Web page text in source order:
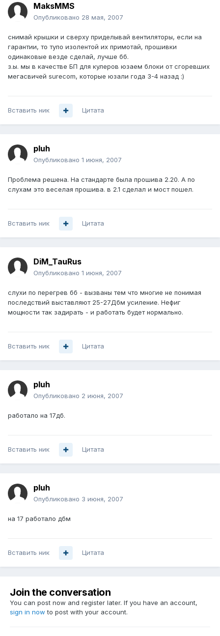
MaksMMS
Опубликовано 28 мая, 2007
снимай крышки и сверху приделывай вентиляторы, если на
гарантии, то тупо изолентой их примотай, прошивки
одинаковые везде сделай, лучше бб.
з.ы. мы в качестве БП для кулеров юзаем блоки от сгоревших
мегасвичей surecom, которые юзали года 3-4 назад :)
Вставить ник Цитата
pluh
Опубликовано 1 июня, 2007
Проблема решена. На стандарте была прошива 2.20. А по
слухам это веселая прошива. в 2.1 сделал и мост пошел.
Вставить ник Цитата
DiM_TauRus
Опубликовано 1 июня, 2007
слухи по перегрев бб - вызваны тем что многие не понимая
последствий выставляют 25-27Дбм усиление. Нефиг
мощности так задирать - и работать будет нормально.
Вставить ник Цитата
pluh
Опубликовано 2 июня, 2007
работало на 17дб.
Вставить ник Цитата
pluh
Опубликовано 3 июня, 2007
на 17 работало дбм
Вставить ник Цитата
Join the conversation
You can post now and register later. If you have an account,
sign in now to post with your account.